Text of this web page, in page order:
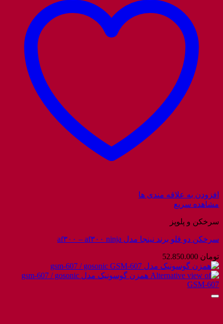
افزودن به علاقه مندی ها
مشاهده سریع
سرخکن و پلوپز
سرخکن دو قلو برند نینجا مدل af۳۰۰ – af۳۰۰ ninja
تومان